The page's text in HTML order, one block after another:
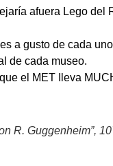
afuera Lego del
a gusto de cada
de cada museo.
el MET Ileva
R. Guggenheim”,